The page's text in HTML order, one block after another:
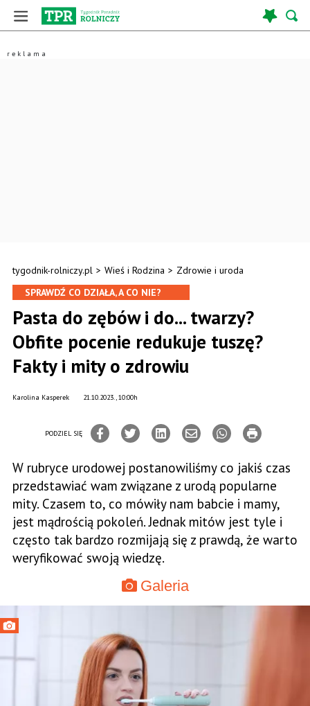
tygodnik-rolniczy.pl > Wieś i Rodzina > Zdrowie i uroda
SPRAWDŹ CO DZIAŁA, A CO NIE?
Pasta do zębów i do... twarzy?
Obfite pocenie redukuje tuszę?
Fakty i mity o zdrowiu
21.10.2023., 10:00h
Karolina Kasperek
PODZIEL SIĘ
W rubryce urodowej postanowiliśmy co jakiś czas
przedstawiać wam związane z urodą popularne
mity. Czasem to, co mówiły nam babcie i mamy,
jest mądrością pokoleń. Jednak mitów jest tyle i
często tak bardzo rozmijają się z prawdą, że warto
weryfikować swoją wiedzę.
Galeria